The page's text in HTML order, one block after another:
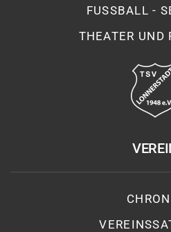
FUSSBALL -
THEATER UND